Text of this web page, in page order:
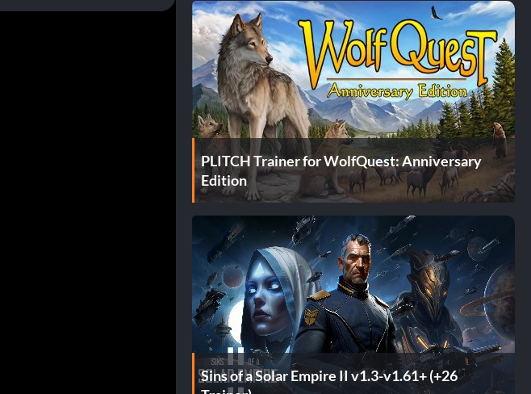
PLITCH Trainer for WolfQuest: Anniversary
Edition
Sins of a Solar Empire II v1.3-v1.61+ (+26